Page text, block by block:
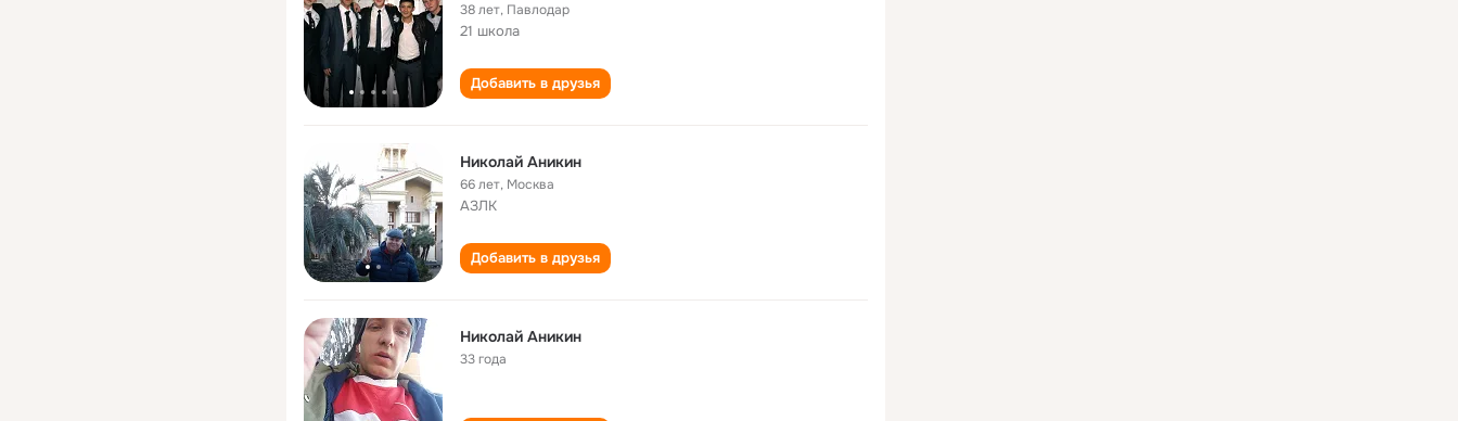
38 лет, Павлодар
21 школа
Добавить в друзья
Николай Аникин
66 лет, Москва
АЗЛК
Добавить в друзья
Николай Аникин
33 года